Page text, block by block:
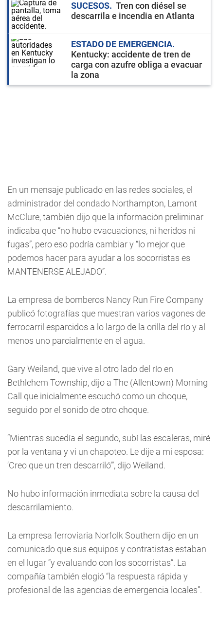
SUCESOS
Tren con diésel se
descarrila e incendia en Atlanta
ESTADO DE EMERGENCIA
Kentucky: accidente de tren de
carga con azufre obliga a evacuar
la zona
En un mensaje publicado en las redes sociales, el
administrador del condado Northampton, Lamont
McClure, también dijo que la información preliminar
indicaba que “no hubo evacuaciones, ni heridos ni
fugas”, pero eso podría cambiar y “lo mejor que
podemos hacer para ayudar a los socorristas es
MANTENERSE ALEJADO”.
La empresa de bomberos Nancy Run Fire Company
publicó fotografías que muestran varios vagones de
ferrocarril esparcidos a lo largo de la orilla del río y al
menos uno parcialmente en el agua.
Gary Weiland, que vive al otro lado del río en
Bethlehem Township, dijo a The (Allentown) Morning
Call que inicialmente escuchó como un choque,
seguido por el sonido de otro choque.
“Mientras sucedía el segundo, subí las escaleras, miré
por la ventana y vi un chapoteo. Le dije a mi esposa:
‘Creo que un tren descarriló’”, dijo Weiland.
No hubo información inmediata sobre la causa del
descarrilamiento.
La empresa ferroviaria Norfolk Southern dijo en un
comunicado que sus equipos y contratistas estaban
en el lugar “y evaluando con los socorristas”. La
compañía también elogió “la respuesta rápida y
profesional de las agencias de emergencia locales”.